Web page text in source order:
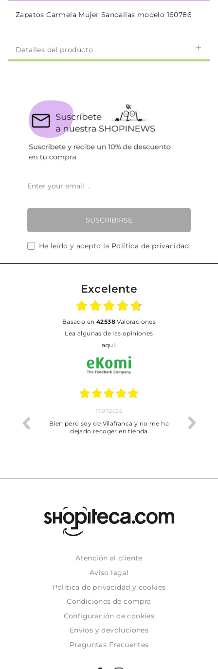
Zapatos Carmela Mujer Sandalias modelo 160786
Detalles del producto
SUSCRIBIRSE
He leído y acepto la Política de privacidad.
Excelente
basado en 42538Valoraciones
Lea algunas de las opiniones
aquí.
trobat
17.07.2026
Bien pero soy de Vilafranca y no me ha
dejado recoger en tienda
Atención al cliente
Aviso legal
Politica de privacidad y cookies
Condiciones de compra
Configuración de cookies
Envíos y devoluciones
Preguntas Frecuentes